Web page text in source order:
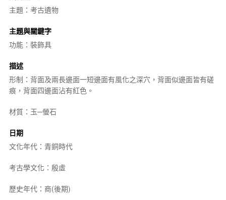
主題：考古遺物
主題與關鍵字
功能：裝飾具
描述
形制：背面及兩長邊面一短邊面有風化之深穴，背面似邊面皆有磋
痕，背面四邊面沾有紅色。
材質：玉─螢石
日期
文化年代：青銅時代
考古學文化：殷虛
歷史年代：商(後期)